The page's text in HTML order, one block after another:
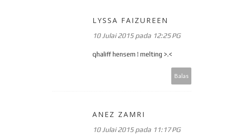
LYSSA FAIZUREEN
10 Julai 2015 pada 12:25 PG
qhaliff hensem ! melting >.<
Balas
ANEZ ZAMRI
10 Julai 2015 pada 11:17 PG